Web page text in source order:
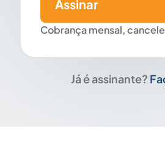
Cobrança mensal,
Assinar
Já é assinante?